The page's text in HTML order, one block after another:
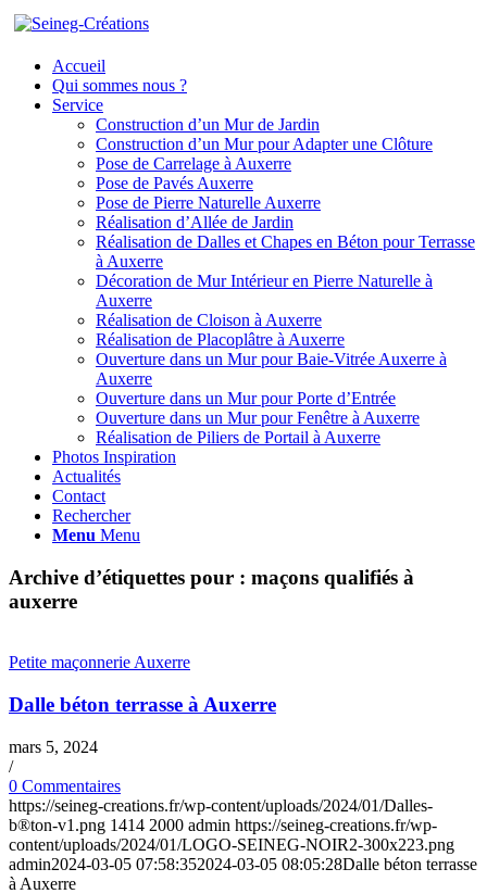
Accueil
Qui sommes nous ?
Service
Construction d’un Mur de Jardin
Construction d’un Mur pour Adapter une Clôture
Pose de Carrelage à Auxerre
Pose de Pavés Auxerre
Pose de Pierre Naturelle Auxerre
Réalisation d’Allée de Jardin
Réalisation de Dalles et Chapes en Béton pour Terrasse
à Auxerre
Décoration de Mur Intérieur en Pierre Naturelle à
Auxerre
Réalisation de Cloison à Auxerre
Réalisation de Placoplâtre à Auxerre
Ouverture dans un Mur pour Baie-Vitrée Auxerre à
Auxerre
Ouverture dans un Mur pour Porte d’Entrée
Ouverture dans un Mur pour Fenêtre à Auxerre
Réalisation de Piliers de Portail à Auxerre
Photos Inspiration
Actualités
Contact
Rechercher
Menu Menu
Archive d’étiquettes pour : maçons qualifiés à
auxerre
Petite maçonnerie Auxerre
Dalle béton terrasse à Auxerre
mars 5, 2024
/
0 Commentaires
https://seineg-creations.fr/wp-content/uploads/2024/01/Dalles-
b®ton-v1.png 1414 2000 admin https://seineg-creations.fr/wp-
content/uploads/2024/01/LOGO-SEINEG-NOIR2-300x223.png
admin2024-03-05 07:58:352024-03-05 08:05:28Dalle béton terrasse
à Auxerre